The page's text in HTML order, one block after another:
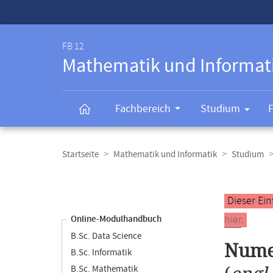
FB 12
Mathematik und
Fachbereich Studium
Navigation
Startseite Mathematik und Informatik Studium
Online-Modulhandbuch
B.Sc. Data Science
B.Sc. Informatik
B.Sc. Mathematik
Hauptinhalt
Dieser
hier.